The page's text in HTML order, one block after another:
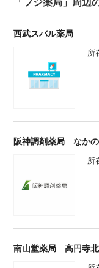
西武スバル薬局
所
阪神調剤薬局 なか
所
南山堂薬局 高円寺